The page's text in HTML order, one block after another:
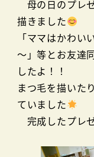
母の日のプレ
描きました
「ママはかわい
～」等とお友達
したよ！！
まつ毛を描いた
ていました
完成したプレ